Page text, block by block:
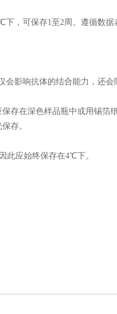
可保存1至2周。遵循数据
影响抗体的结合能力，还会
在深色样品瓶中或用锡箔
存。
应始终保存在4℃下。